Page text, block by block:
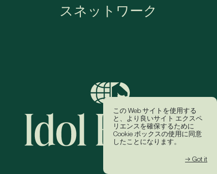
この Web サイトを使用する
と、より良いサイト エクスペ
リエンスを確保するために
Cookie ボックスの使用に同意
したことになります。
→ Got it
スネットワーク